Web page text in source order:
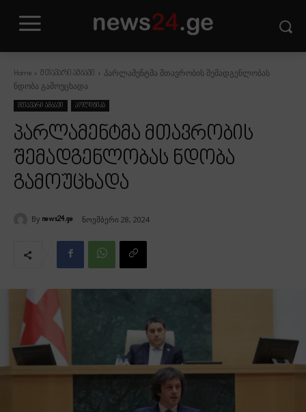
Home მთავარი ამბავი
პარლამენტმა მთავრობის შემადგენლობას
ნდობა გამოუცხადა
მთავარი ამბავი პოლიტიკა
პარლამენტმა მთავრობის
შემადგენლობას ნდობა
გამოუცხადა
By news24.ge ნოემბერი 28, 2024